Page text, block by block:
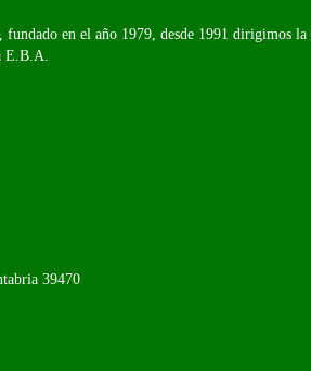
en el año 1979, desde 1991 dirigimos
E.B.A.
39470